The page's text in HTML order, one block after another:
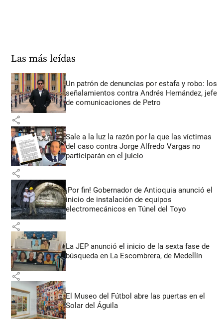
Las más leídas
Un patrón de denuncias por estafa y robo: los
señalamientos contra Andrés Hernández, jefe
de comunicaciones de Petro
share
Sale a la luz la razón por la que las víctimas
del caso contra Jorge Alfredo Vargas no
participarán en el juicio
share
¡Por fin! Gobernador de Antioquia anunció el
inicio de instalación de equipos
electromecánicos en Túnel del Toyo
share
La JEP anunció el inicio de la sexta fase de
búsqueda en La Escombrera, de Medellín
share
El Museo del Fútbol abre las puertas en el
Solar del Águila